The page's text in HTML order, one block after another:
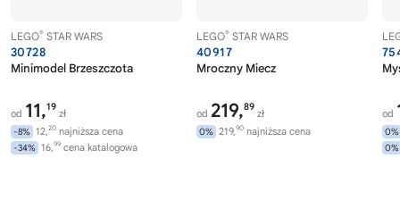
LEGO® STAR WARS
30728
Minimodel Brzeszczota
od 11,19
zł
-8% 12,20 najniższa cena
-34% 16,99 cena katalogowa
LEGO® STAR WARS
40917
Mroczny Miecz
od 219,89
zł
0% 219,90 najniższa cena
od
0%
0%